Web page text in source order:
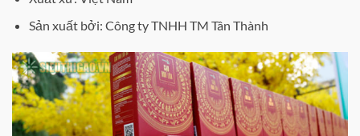
Sản xuất bởi: Công ty TNHH TM Tân Thành